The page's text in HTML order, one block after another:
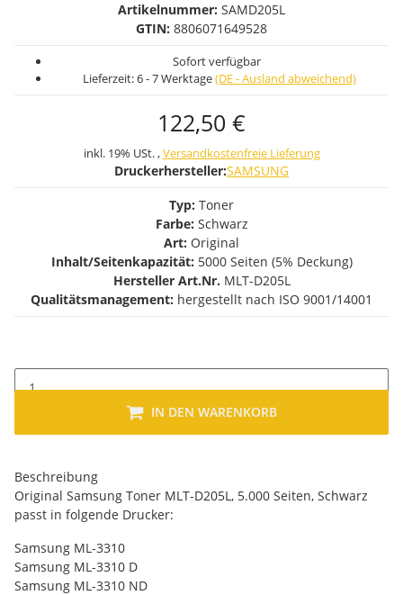
Artikelnummer: SAMD205L
GTIN: 8806071649528
Sofort verfügbar
Lieferzeit:6 - 7 Werktage(DE - Ausland abweichend)
122,50 €
inkl. 19% USt. ,Versandkostenfreie Lieferung
Druckerhersteller:SAMSUNG
Typ: Toner
Farbe: Schwarz
Art: Original
Inhalt/Seitenkapazität: 5000 Seiten (5% Deckung)
Hersteller Art.Nr. MLT-D205L
Qualitätsmanagement: hergestellt nach ISO 9001/14001
IN DEN WARENKORB
Beschreibung
Original Samsung Toner MLT-D205L, 5.000 Seiten, Schwarz
passt in folgende Drucker:
Samsung ML-3310
Samsung ML-3310 D
Samsung ML-3310 ND